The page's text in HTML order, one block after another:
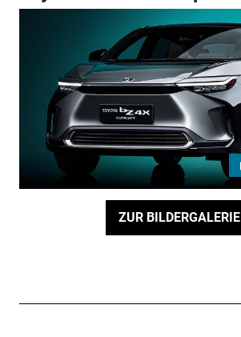
ZUR BILDERGALERIE